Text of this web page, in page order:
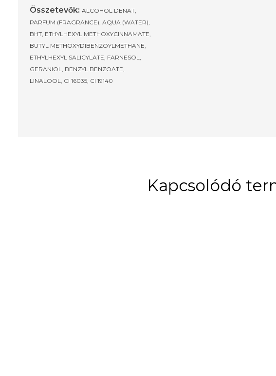
Összetevők: ALCOHOL DENAT,
PARFUM (FRAGRANCE), AQUA (WATER),
BHT, ETHYLHEXYL METHOXYCINNAMATE,
BUTYL METHOXYDIBENZOYLMETHANE,
ETHYLHEXYL SALICYLATE, FARNESOL,
GERANIOL, BENZYL BENZOATE,
LINALOOL, CI 16035, CI 19140
Kapcsolódó